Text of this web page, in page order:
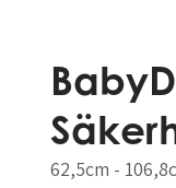
62,5cm -